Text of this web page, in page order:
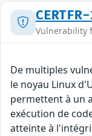
Vulnerability
De multiples
le noyau Linux
permettent à un
exécution de
atteinte à